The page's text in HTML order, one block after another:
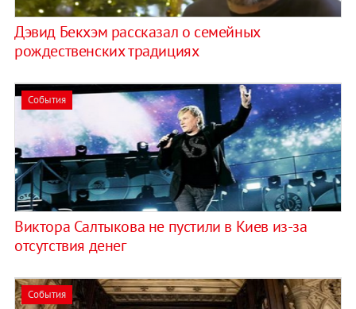
Дэвид Бекхэм рассказал о семейных
рождественских традициях
События
Виктора Салтыкова не пустили в Киев из-за
отсутствия денег
События